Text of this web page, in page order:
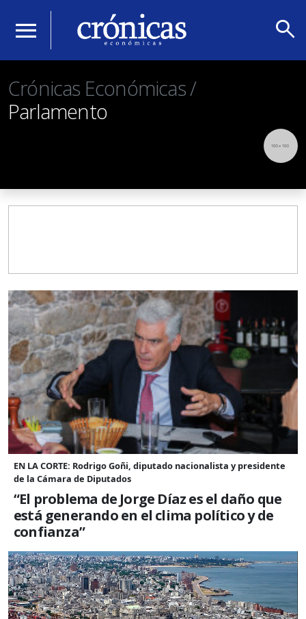
menu search
Crónicas Económicas /
Parlamento
EN LA CORTE: Rodrigo Goñi, diputado nacionalista y presidente
de la Cámara de Diputados
“El problema de Jorge Díaz es el daño que
está generando en el clima político y de
confianza”